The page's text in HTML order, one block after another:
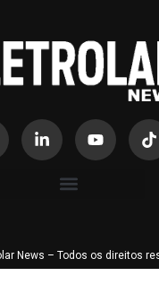
News – Todos os direitos